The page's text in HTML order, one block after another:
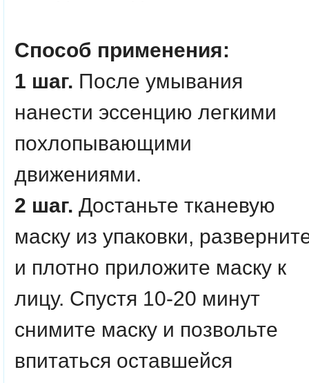
Способ применения:
1 шаг. После умывания
нанести эссенцию легкими
похлопывающими
движениями.
2 шаг. Достаньте тканевую
маску из упаковки,
и плотно приложите маску к
лицу. Спустя 10-20 минут
снимите маску и позвольте
впитаться оставшейся